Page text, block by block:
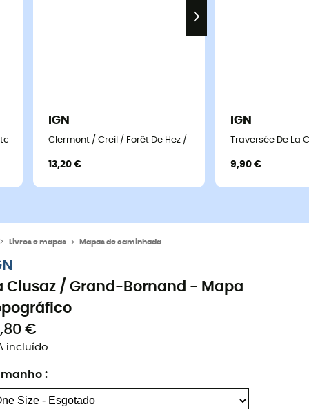
IGN
Clermont / Creil / Forêt De Hez / Froidmont - Mapa
13,20 €
IGN
Traversée De
9,90 €
Livros e mapas Mapas de caminhada
Clusaz / Grand-Bornand - Mapa
€
incluído
: